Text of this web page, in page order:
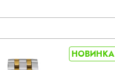
НОВИНКА